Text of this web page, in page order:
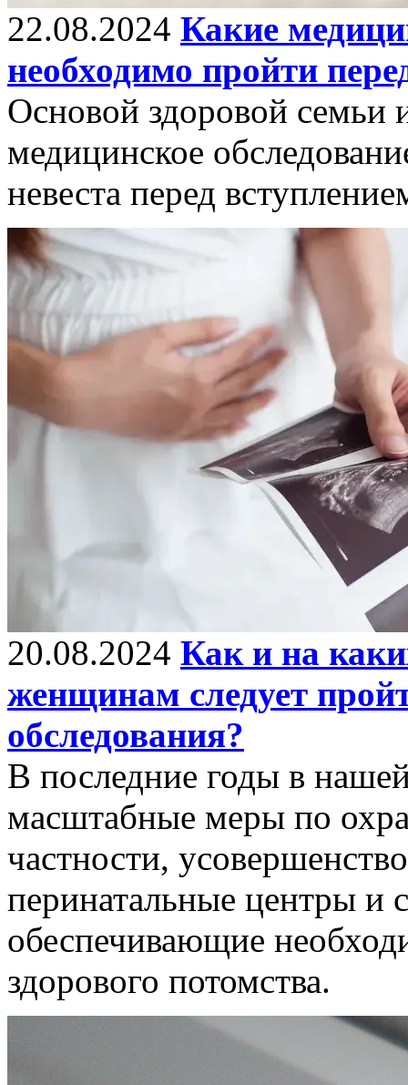
22.08.2024 Какие
необходимо пройти
Основой здоровой семьи
медицинское
невеста перед
20.08.2024 Как и на
женщинам следует
обследования?
В последние годы в
масштабные меры по
частности,
перинатальные центры и
обеспечивающие
здорового потомства.